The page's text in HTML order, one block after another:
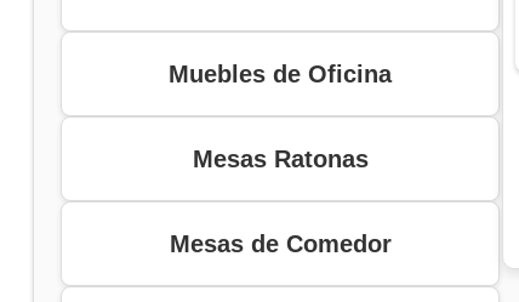
Muebles de Oficina
Mesas Ratonas
Mesas de Comedor